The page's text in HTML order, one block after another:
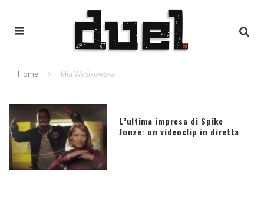
Home Mia Wasikowska
L’ultima impresa di Spike
Jonze: un videoclip in diretta